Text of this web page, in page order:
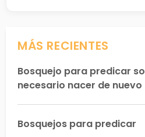
MÁS RECIENTES
Bosquejo para predicar
necesario nacer de nuevo
Bosquejos para predicar